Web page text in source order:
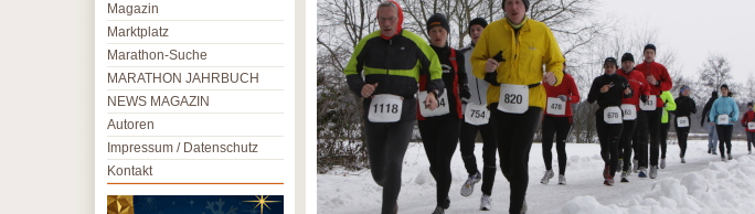
Magazin
Marktplatz
Marathon-Suche
MARATHON JAHRBUCH
NEWS MAGAZIN
Autoren
Impressum / Datenschutz
Kontakt